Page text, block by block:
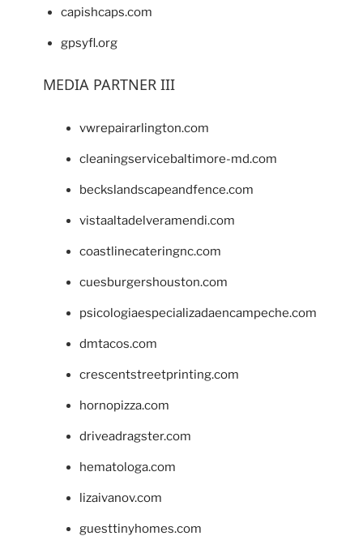
capishcaps.com
gpsyfl.org
MEDIA PARTNER III
vwrepairarlington.com
cleaningservicebaltimore-md.com
beckslandscapeandfence.com
vistaaltadelveramendi.com
coastlinecateringnc.com
cuesburgershouston.com
psicologiaespecializadaencampeche.com
dmtacos.com
crescentstreetprinting.com
hornopizza.com
driveadragster.com
hematologa.com
lizaivanov.com
guesttinyhomes.com